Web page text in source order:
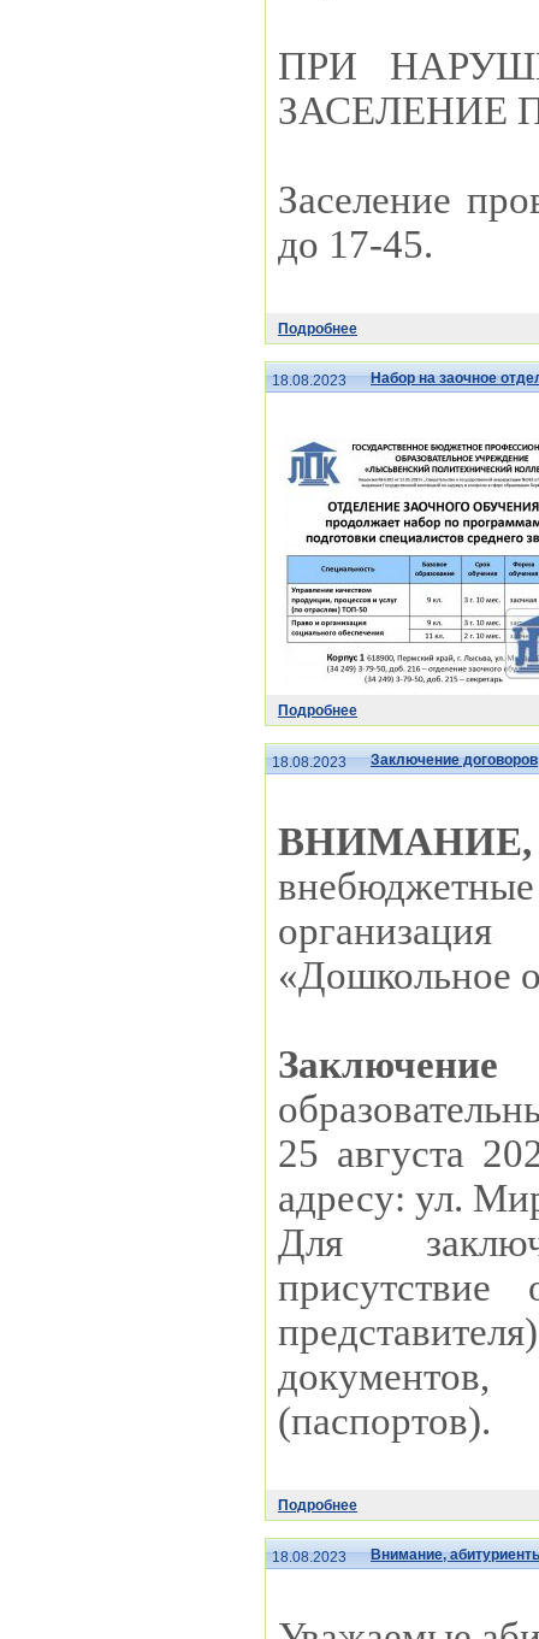
ПРИ
ЗАСЕЛЕНИЕ
Заселение
до 17-45.
Подробнее
18.08.2023 Набор на заочное
Подробнее
18.08.2023 Заключение договоров
ВНИМАНИЕ,
«Дошкольное
25 августа
адресу: ул.
Для
присутствие
(паспортов).
Подробнее
18.08.2023 Внимание,